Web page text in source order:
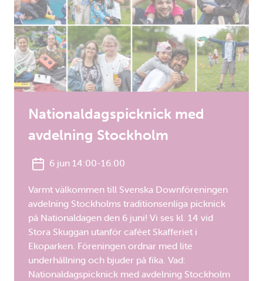
Nationaldagspicknick med
avdelning Stockholm
6 jun 14:00-16:00
Varmt välkommen till Svenska Downföreningen
avdelning Stockholms traditionsenliga picknick
på Nationaldagen den 6 juni! Vi ses kl. 14 vid
Stora Skuggan utanför caféet Skafferiet i
Ekoparken. Föreningen ordnar med lite
underhållning och bjuder på fika. Vad:
Nationaldagspicknick med avdelning Stockholm